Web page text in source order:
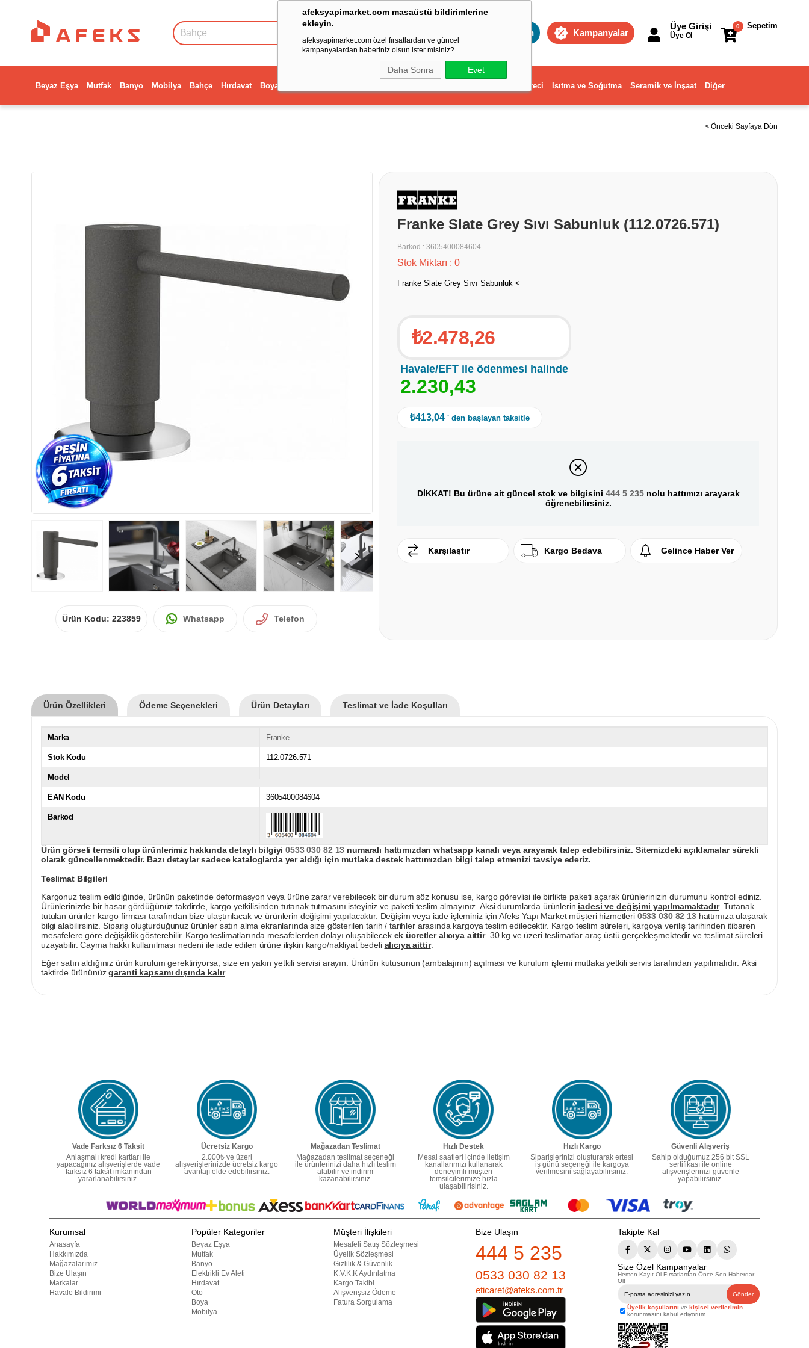
afeksyapimarket.com masaüstü bildirimlerine
ekleyin.
afeksyapimarket.com özel fırsatlardan ve güncel
kampanyalardan haberiniz olsun ister misiniz?
Daha Sonra Evet
Toptan Kampanyalar
Sepetim
0
Üye Girişi
Üye Ol
Beyaz Eşya Mutfak Banyo Mobilya Bahçe Hırdavat Boya Dekorasyon ve Ev Gereci Isıtma ve Soğutma Seramik ve İnşaat Diğer
< Önceki Sayfaya Dön
Ürün Kodu: 223859 Whatsapp Telefon
Franke Slate Grey Sıvı Sabunluk (112.0726.571)
Barkod : 3605400084604
Stok Miktarı : 0
Franke Slate Grey Sıvı Sabunluk <
₺2.478,26
Havale/EFT ile ödenmesi halinde
2.230,43
₺413,04 ' den başlayan taksitle
DİKKAT! Bu ürüne ait güncel stok ve bilgisini 444 5 235nolu hattımızı arayarak
öğrenebilirsiniz.
Karşılaştır Kargo Bedava Gelince Haber Ver
Ürün Özellikleri Ödeme Seçenekleri Ürün Detayları Teslimat ve İade Koşulları
Marka Franke
Stok Kodu 112.0726.571
Model
EAN Kodu 3605400084604
Barkod
Ürün görseli temsili olup ürünlerimiz hakkında detaylı bilgiyi0533 030 82 13 numaralı hattımızdan whatsapp kanalı veya arayarak talep edebilirsiniz. Sitemizdeki açıklamalar sürekli
olarak güncellenmektedir. Bazı detaylar sadece kataloglarda yer aldığı için mutlaka destek hattımızdan bilgi talep etmenizi tavsiye ederiz.
Teslimat Bilgileri
Kargonuz teslim edildiğinde, ürünün paketinde deformasyon veya ürüne zarar verebilecek bir durum söz konusu ise, kargo görevlisi ile birlikte paketi açarak ürünlerinizin durumunu kontrol ediniz.
Ürünlerinizde bir hasar gördüğünüz takdirde, kargo yetkilisinden tutanak tutmasını isteyiniz ve paketi teslim almayınız. Aksi durumlarda ürünlerin iadesi ve değişimi yapılmamaktadır. Tutanak
tutulan ürünler kargo firması tarafından bize ulaştırılacak ve ürünlerin değişimi yapılacaktır. Değişim veya iade işleminiz için Afeks Yapı Market müşteri hizmetleri 0533 030 82 13hattımıza ulaşarak
bilgi alabilirsiniz. Sipariş oluşturduğunuz ürünler satın alma ekranlarında size gösterilen tarih / tarihler arasında kargoya teslim edilecektir. Kargo teslim süreleri, kargoya veriliş tarihinden itibaren
mesafelere göre değişiklik gösterebilir. Kargo teslimatlarında mesafelerden dolayı oluşabilecek ek ücretler alıcıya aittir. 30 kg ve üzeri teslimatlar araç üstü gerçekleşmektedir ve teslimat süreleri
uzayabilir. Cayma hakkı kullanılması nedeni ile iade edilen ürüne ilişkin kargo/nakliyat bedeli alıcıya aittir.
Eğer satın aldığınız ürün kurulum gerektiriyorsa, size en yakın yetkili servisi arayın. Ürünün kutusunun (ambalajının) açılması ve kurulum işlemi mutlaka yetkili servis tarafından yapılmalıdır. Aksi
taktirde ürününüzgaranti kapsamı dışında kalır.
Vade Farksız 6 Taksit
Anlaşmalı kredi kartları ile
yapacağınız alışverişlerde vade
farksız 6 taksit imkanından
yararlanabilirsiniz.
Ücretsiz Kargo
2.000₺ ve üzeri
alışverişlerinizde ücretsiz kargo
avantajı elde edebilirsiniz.
Mağazadan Teslimat
Mağazadan teslimat seçeneği
ile ürünlerinizi daha hızlı teslim
alabilir ve indirim
kazanabilirsiniz.
Hızlı Destek
Mesai saatleri içinde iletişim
kanallarımızı kullanarak
deneyimli müşteri
temsilcilerimize hızla
ulaşabilirisiniz.
Hızlı Kargo
Siparişlerinizi oluşturarak ertesi
iş günü seçeneği ile kargoya
verilmesini sağlayabilirsiniz.
Güvenli Alışveriş
Sahip olduğumuz 256 bit SSL
sertifikası ile online
alışverişlerinizi güvenle
yapabilirsiniz.
Kurumsal
Anasayfa
Hakkımızda
Mağazalarımız
Bize Ulaşın
Markalar
Havale Bildirimi
Popüler Kategoriler
Beyaz Eşya
Mutfak
Banyo
Elektrikli Ev Aleti
Hırdavat
Oto
Boya
Mobilya
Müşteri İlişkileri
Mesafeli Satış Sözleşmesi
Üyelik Sözleşmesi
Gizlilik & Güvenlik
K.V.K.K Aydınlatma
Kargo Takibi
Alışverişsiz Ödeme
Fatura Sorgulama
Bize Ulaşın
444 5 235
0533 030 82 13
eticaret@afeks.com.tr
Takipte Kal
Size Özel Kampanyalar
Hemen Kayıt Ol Fırsatlardan Önce Sen Haberdar
Ol!
Gönder
Üyelik koşullarını ve kişisel verilerimin
korunmasını kabul ediyorum.